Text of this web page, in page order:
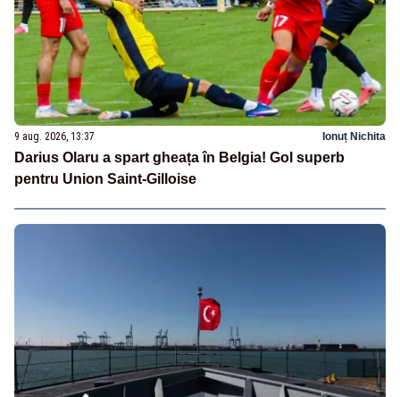
9 aug. 2026, 13:37 Ionuț Nichita
Darius Olaru a spart gheața în Belgia! Gol superb
pentru Union Saint-Gilloise